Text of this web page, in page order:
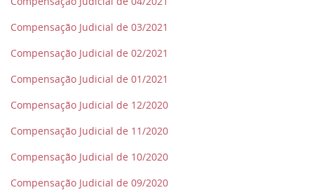
Compensação Judicial de 03/2021
Compensação Judicial de 02/2021
Compensação Judicial de 01/2021
Compensação Judicial de 12/2020
Compensação Judicial de 11/2020
Compensação Judicial de 10/2020
Compensação Judicial de 09/2020